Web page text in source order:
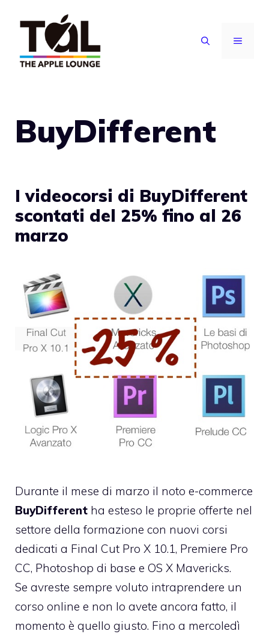
contenuto
MENU
BuyDifferent
I videocorsi di BuyDifferent
scontati del 25% fino al 26
marzo
Durante il mese di marzo il noto e-commerce
BuyDifferent ha esteso le proprie offerte nel
settore della formazione con nuovi corsi
dedicati a Final Cut Pro X 10.1, Premiere Pro
CC, Photoshop di base e OS X Mavericks.
Se avreste sempre voluto intraprendere un
corso online e non lo avete ancora fatto, il
momento è quello giusto. Fino a mercoledì